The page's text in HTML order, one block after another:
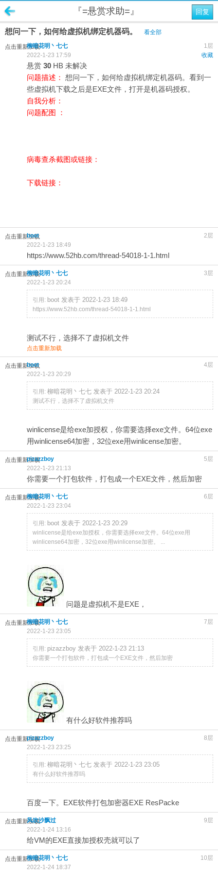
回复
『=悬赏求助=』
想问一下，如何给虚拟机绑定机器码。 看全部
点击重新加载 1层
柳暗花明丶七七
收藏
2022-1-23 17:59
悬赏 30 HB 未解决
问题描述： 想问一下，如何给虚拟机绑定机器码。看到一
些虚拟机下载之后是EXE文件，打开是机器码授权。
自我分析：
问题配图 ：
病毒查杀截图或链接：
下载链接：
点击重新加载 2层
boot
2022-1-23 18:49
https://www.52hb.com/thread-54018-1-1.html
点击重新加载 3层
柳暗花明丶七七
2022-1-23 20:24
引用: boot 发表于 2022-1-23 18:49
https://www.52hb.com/thread-54018-1-1.html
测试不行，选择不了虚拟机文件
点击重新加载
点击重新加载 4层
boot
2022-1-23 20:29
引用: 柳暗花明丶七七 发表于 2022-1-23 20:24
测试不行，选择不了虚拟机文件
winlicense是给exe加授权，你需要选择exe文件。64位exe
用winlicense64加密，32位exe用winlicense加密。
点击重新加载 5层
pizazzboy
2022-1-23 21:13
你需要一个打包软件，打包成一个EXE文件，然后加密
点击重新加载 6层
柳暗花明丶七七
2022-1-23 23:04
引用: boot 发表于 2022-1-23 20:29
winlicense是给exe加授权，你需要选择exe文件。64位exe用
winlicense64加密，32位exe用winlicense加密。 ...
问题是虚拟机不是EXE，
点击重新加载 7层
柳暗花明丶七七
2022-1-23 23:05
引用: pizazzboy 发表于 2022-1-23 21:13
你需要一个打包软件，打包成一个EXE文件，然后加密
有什么好软件推荐吗
点击重新加载 8层
pizazzboy
2022-1-23 23:25
引用: 柳暗花明丶七七 发表于 2022-1-23 23:05
有什么好软件推荐吗
百度一下。EXE软件打包加密器EXE ResPacke
点击重新加载 9层
风吹沙飘过
2022-1-24 13:16
给VM的EXE直接加授权壳就可以了
点击重新加载 10层
柳暗花明丶七七
2022-1-24 18:37